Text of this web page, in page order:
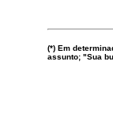
(*) Em
assunto; "Sua